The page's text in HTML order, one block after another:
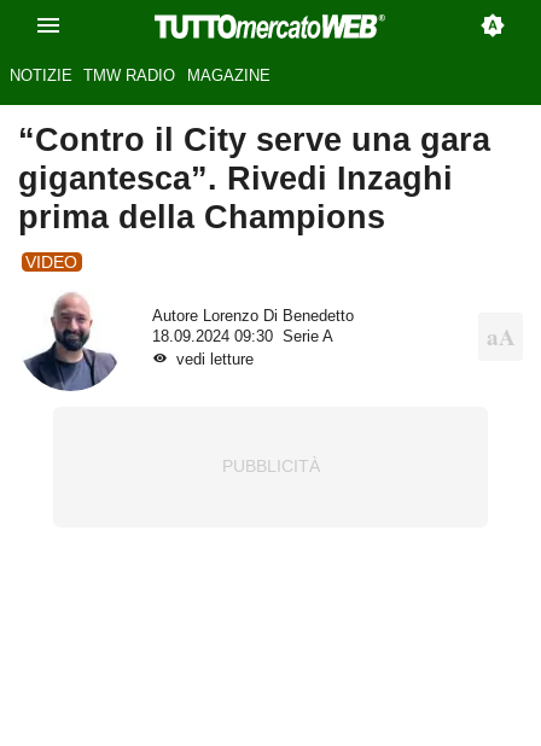
NOTIZIE TMW RADIO MAGAZINE
“Contro il City serve una gara
gigantesca”. Rivedi Inzaghi
prima della Champions
VIDEO
Autore Lorenzo Di Benedetto
18.09.2024 09:30
Serie A
vedi letture